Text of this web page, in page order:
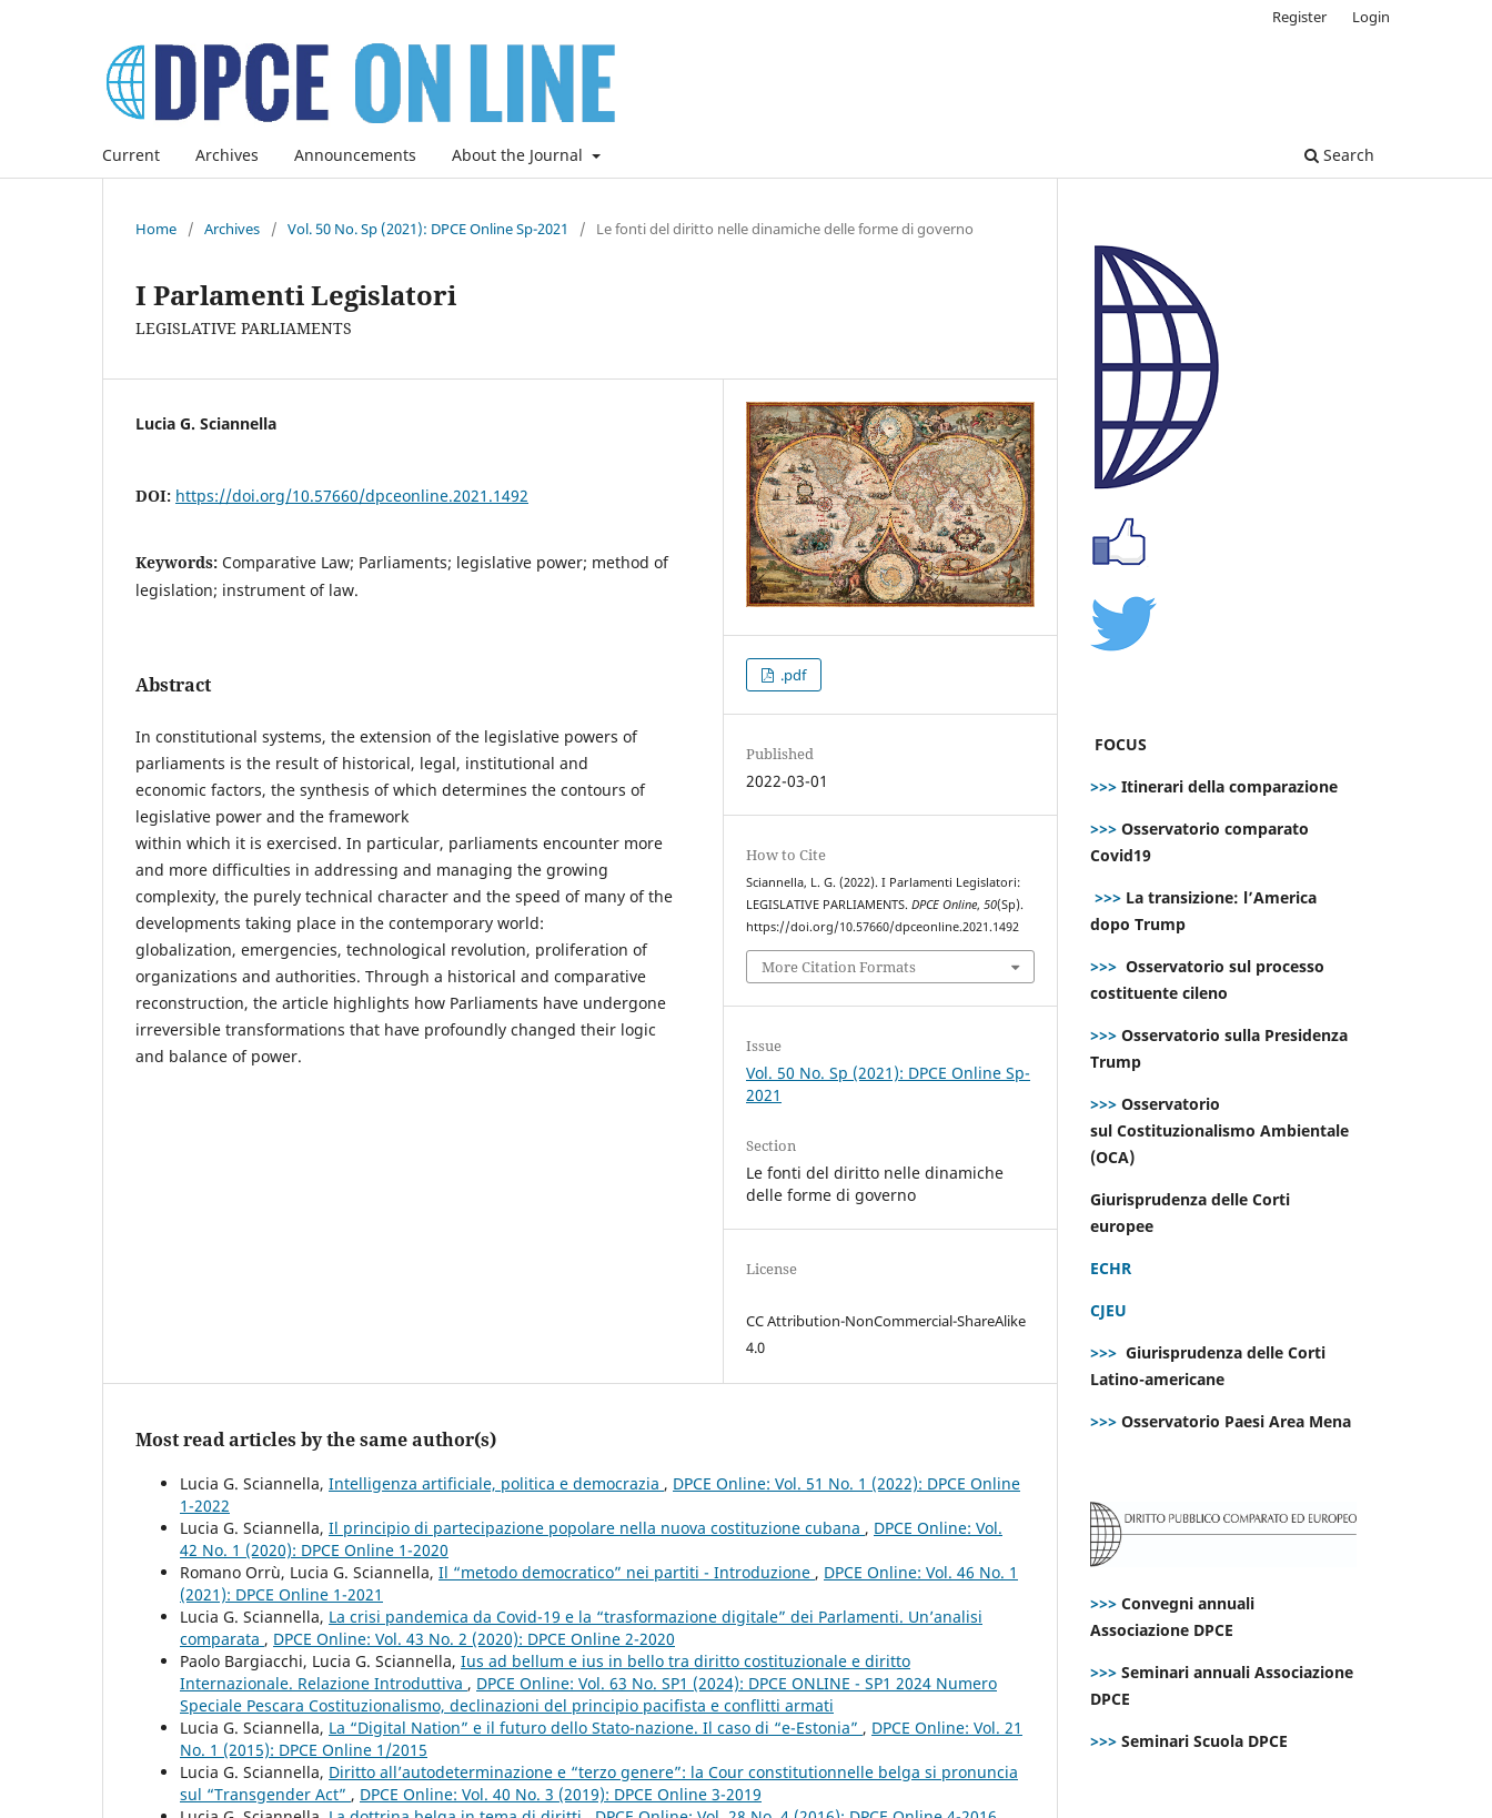
Current Archives Announcements About the Journal Search
Register Login
Home / Archives / Vol. 50 No. Sp (2021): DPCE Online Sp-2021 / Le fonti del diritto nelle dinamiche delle forme di governo
I Parlamenti Legislatori
LEGISLATIVE PARLIAMENTS
Lucia G. Sciannella
DOI: https://doi.org/10.57660/dpceonline.2021.1492
Keywords: Comparative Law; Parliaments; legislative power; method of
legislation; instrument of law.
Abstract
In constitutional systems, the extension of the legislative powers of
parliaments is the result of historical, legal, institutional and
economic factors, the synthesis of which determines the contours of
legislative power and the framework
within which it is exercised. In particular, parliaments encounter more
and more difficulties in addressing and managing the growing
complexity, the purely technical character and the speed of many of the
developments taking place in the contemporary world:
globalization, emergencies, technological revolution, proliferation of
organizations and authorities. Through a historical and comparative
reconstruction, the article highlights how Parliaments have undergone
irreversible transformations that have profoundly changed their logic
and balance of power.
.pdf
Published
2022-03-01
How to Cite
Sciannella, L. G. (2022). I Parlamenti Legislatori:
LEGISLATIVE PARLIAMENTS.DPCE Online,50(Sp).
https://doi.org/10.57660/dpceonline.2021.1492
More Citation Formats
Issue
Vol. 50 No. Sp (2021): DPCE Online Sp-
2021
Section
Le fonti del diritto nelle dinamiche
delle forme di governo
License
CC Attribution-NonCommercial-ShareAlike
4.0
Most read articles by the same author(s)
Lucia G. Sciannella, Intelligenza artificiale, politica e democrazia , DPCE Online: Vol. 51 No. 1 (2022): DPCE Online
1-2022
Lucia G. Sciannella, Il principio di partecipazione popolare nella nuova costituzione cubana , DPCE Online: Vol.
42 No. 1 (2020): DPCE Online 1-2020
Romano Orrù, Lucia G. Sciannella, Il “metodo democratico” nei partiti - Introduzione , DPCE Online: Vol. 46 No. 1
(2021): DPCE Online 1-2021
Lucia G. Sciannella, La crisi pandemica da Covid-19 e la “trasformazione digitale” dei Parlamenti. Un’analisi
comparata , DPCE Online: Vol. 43 No. 2 (2020): DPCE Online 2-2020
Paolo Bargiacchi, Lucia G. Sciannella, Ius ad bellum e ius in bello tra diritto costituzionale e diritto
Internazionale. Relazione Introduttiva , DPCE Online: Vol. 63 No. SP1 (2024): DPCE ONLINE - SP1 2024 Numero
Speciale Pescara Costituzionalismo, declinazioni del principio pacifista e conflitti armati
Lucia G. Sciannella, La “Digital Nation” e il futuro dello Stato-nazione. Il caso di “e-Estonia” , DPCE Online: Vol. 21
No. 1 (2015): DPCE Online 1/2015
Lucia G. Sciannella, Diritto all’autodeterminazione e “terzo genere”: la Cour constitutionnelle belga si pronuncia
sul “Transgender Act” , DPCE Online: Vol. 40 No. 3 (2019): DPCE Online 3-2019
FOCUS
>>> Itinerari della comparazione
>>> Osservatorio comparato
Covid19
>>> La transizione: l’America
dopo Trump
>>> Osservatorio sul processo
costituente cileno
>>> Osservatorio sulla Presidenza
Trump
>>> Osservatorio
sul Costituzionalismo Ambientale
(OCA)
Giurisprudenza delle Corti
europee
ECHR
CJEU
>>> Giurisprudenza delle Corti
Latino-americane
>>> Osservatorio Paesi Area Mena
>>> Convegni annuali
Associazione DPCE
>>> Seminari annuali Associazione
DPCE
>>> Seminari Scuola DPCE